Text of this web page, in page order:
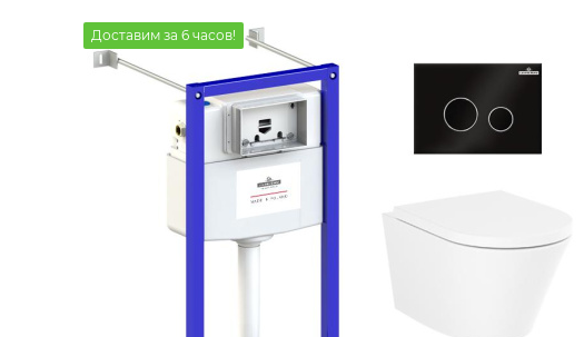
Доставим за 6 часов!